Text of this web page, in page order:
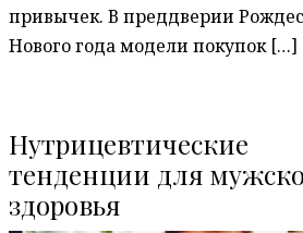
привычек. В преддверии
Нового года модели покупок […]
Нутрицевтические
тенденции для
здоровья